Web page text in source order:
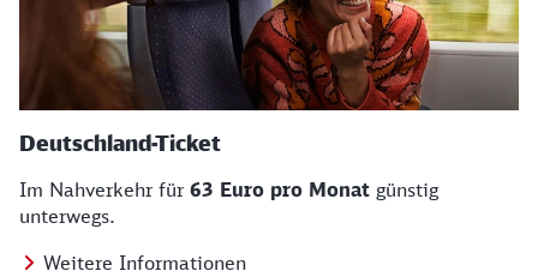
Deutschland-Ticket
Im Nahverkehr für 63 Euro pro Monat günstig
unterwegs.
Weitere Informationen